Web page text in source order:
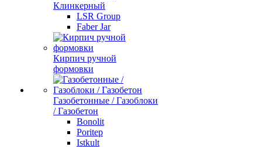
Клинкерный
LSR Group
Faber Jar
Кирпич ручной
формовки
Газобетонные / Газоблоки
/ Газобетон
Bonolit
Poritep
Istkult